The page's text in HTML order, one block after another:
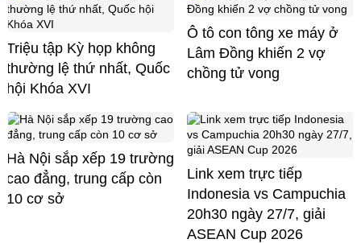
Triệu tập Kỳ họp không
thường lệ thứ nhất, Quốc
hội Khóa XVI
Ô tô con tông xe máy ở
Lâm Đồng khiến 2 vợ
chồng tử vong
Hà Nội sắp xếp 19 trường
cao đẳng, trung cấp còn
10 cơ sở
Link xem trực tiếp
Indonesia vs Campuchia
20h30 ngày 27/7, giải
ASEAN Cup 2026